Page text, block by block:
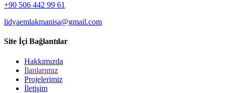
+90 506 442 99 61
lidyaemlakmanisa@gmail.com
Site İçi Bağlantılar
Hakkımızda
İlanlarımız
Projelerimiz
İletişim